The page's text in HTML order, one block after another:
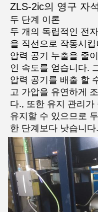
ZLS-2ic의 영구 자
두 단계 이론
두 개의 독립적인 전
을 직선으로 작동시
압력 공기 누출을 줄
인 속도를 얻습니다.
압력 공기를 배출 할
고 가압을 유연하게
다., 또한 유지 관리가
유지할 수 있으므로
한 단계보다 낫습니다.